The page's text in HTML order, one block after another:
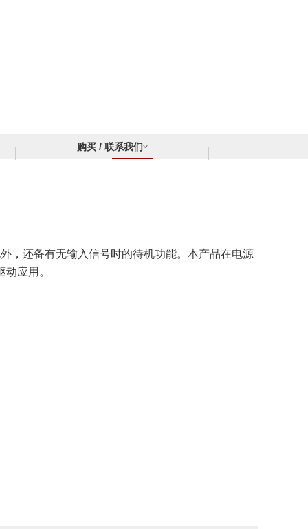
购买 / 联系我们
，还备有无输入信号时的待机功能。本产品在电源
应用。